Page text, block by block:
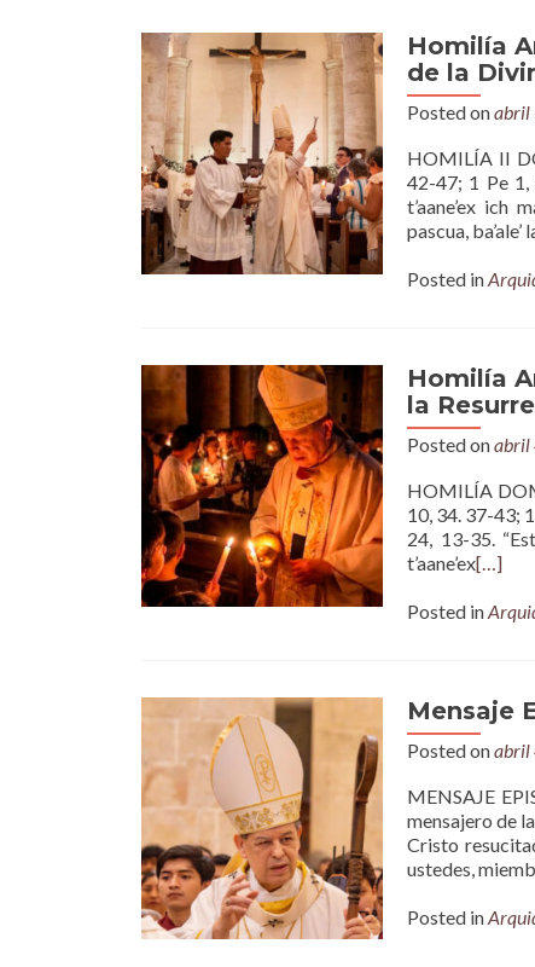
Homilía
de la
Posted onabril
HOMILÍA II
42-47; 1 Pe 1,
t’aane’ex ich
pascua, ba’ale’
Posted in
Homilía
la
Posted onabril
HOMILÍA
10, 34. 37-43;
24, 13-35.
t’aane’ex[…]
Posted in
Mensaje
Posted onabril
MENSAJE
mensajero de
Cristo
ustedes,
Posted in